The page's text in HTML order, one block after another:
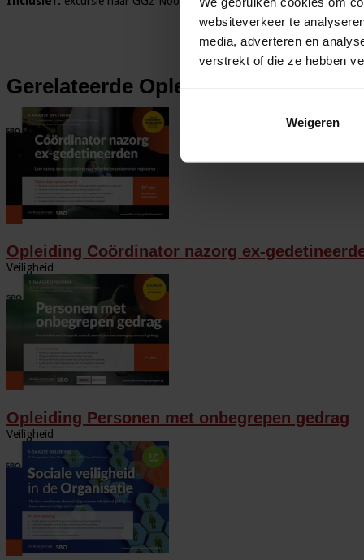
websiteverkeer te
media, adverteren en
verstrekt of die ze hebben
Weigeren
Gerelateerde Opleidingen en
Opleiding Coördinator nazorg ex-
Veiligheid
Opleiding Personen met onbegrepen gedrag
Veiligheid